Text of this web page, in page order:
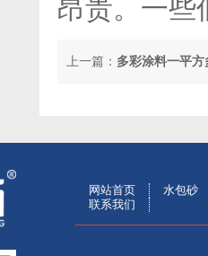
昂贵。一些
上一篇： 多彩涂料一平
网站首页
水包砂
联系我们